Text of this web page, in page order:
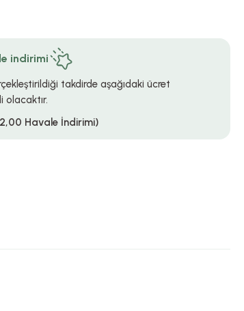
indirimi
takdirde aşağıdaki ücret
olacaktır.
Havale İndirimi)